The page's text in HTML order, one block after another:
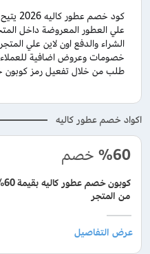
كود
خصومات وعروض اضافية للعملاء
طلب من خلال تفعيل رمز كوبون
اكواد خصم عطور كاليه
%60 خصم
من المتجر